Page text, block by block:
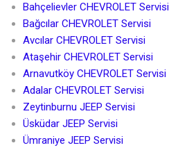
Bahçelievler CHEVROLET Servisi
Bağcılar CHEVROLET Servisi
Avcılar CHEVROLET Servisi
Ataşehir CHEVROLET Servisi
Arnavutköy CHEVROLET Servisi
Adalar CHEVROLET Servisi
Zeytinburnu JEEP Servisi
Üsküdar JEEP Servisi
Ümraniye JEEP Servisi